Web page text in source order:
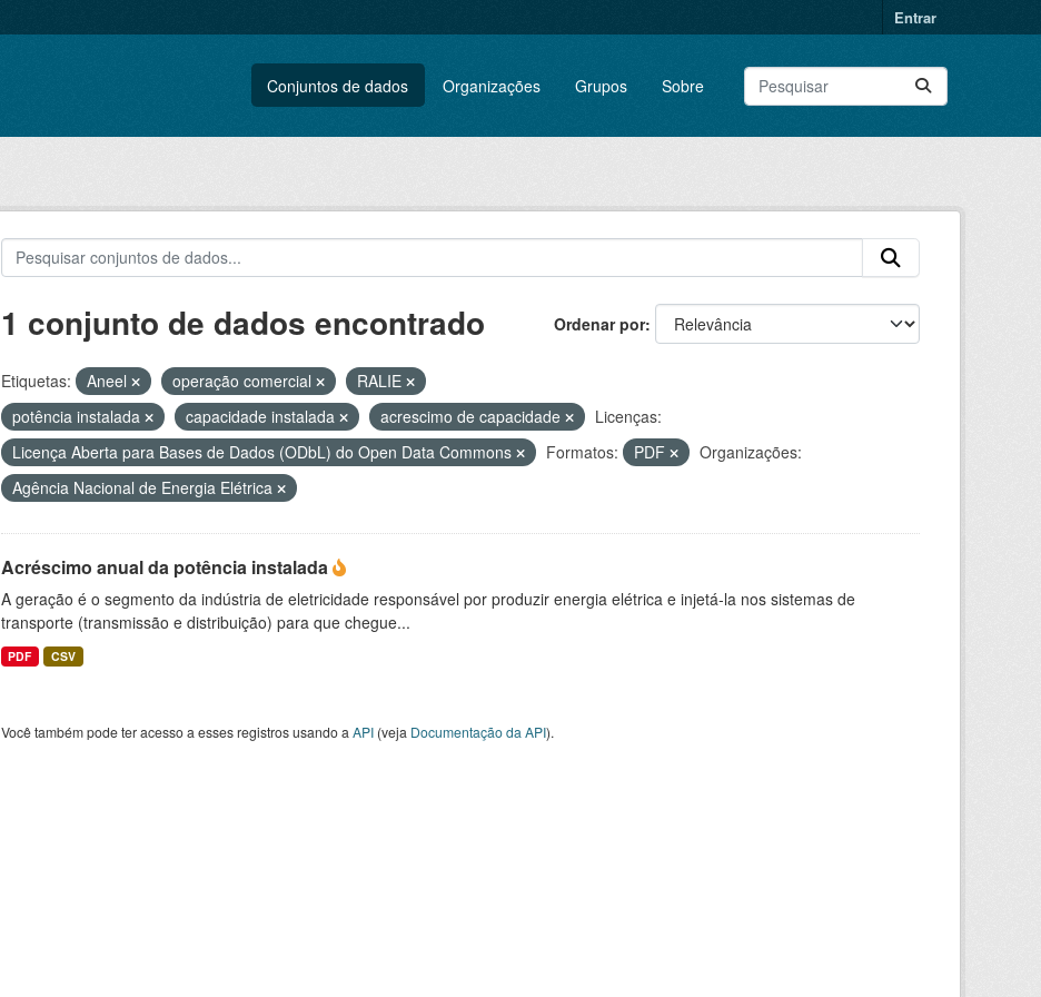
Entrar
Conjuntos de dados Organizações Grupos Sobre
Ordenar por
1 conjunto de dados encontrado
Etiquetas: Aneel operação comercial
RALIE
potência instalada
capacidade instalada acrescimo de capacidade
Licenças:
Licença Aberta para Bases de Dados (ODbL) do Open Data Commons
Formatos: PDF
Organizações:
Agência Nacional de Energia Elétrica
Acréscimo anual da potência instalada
A geração é o segmento da indústria de eletricidade responsável por produzir energia elétrica e injetá-la nos sistemas de
transporte (transmissão e distribuição) para que chegue...
PDF CSV
Você também pode ter acesso a esses registros usando a API(veja Documentação da API).